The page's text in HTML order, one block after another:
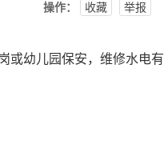
操作： 收藏 举报
或幼儿园保安，维修水电有